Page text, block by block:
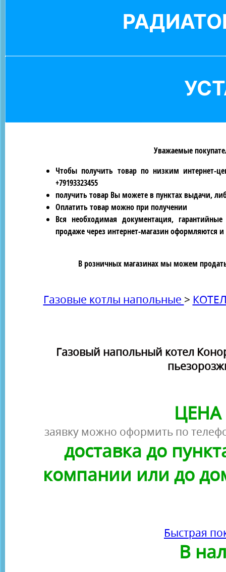
Уважаемые
Чтобы получить товар по низким интернет-
+79193323455
получить товар Вы можете в пунктах выдачи,
Оплатить товар можно при получении
Вся необходимая документация,
продаже через интернет-магазин оформляются
В розничных магазинах мы можем
Газовые котлы напольные >
Газовый напольный котел
ЦЕНА
заявку можно оформить по
доставка до
компании или до
Быстрая
В